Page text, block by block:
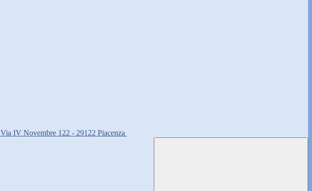
Via IV Novembre 122 - 29122 Piacenza